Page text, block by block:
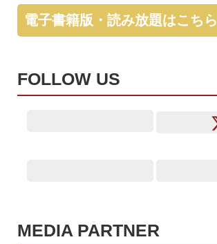
電子書籍版・読み放題はこちら
FOLLOW US
MEDIA PARTNER